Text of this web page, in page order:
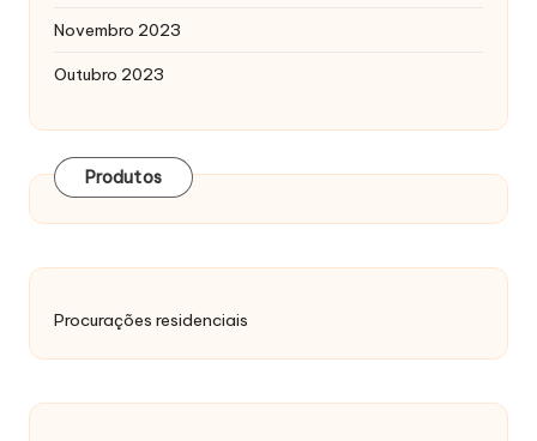
Novembro 2023
Outubro 2023
Produtos
Procurações residenciais